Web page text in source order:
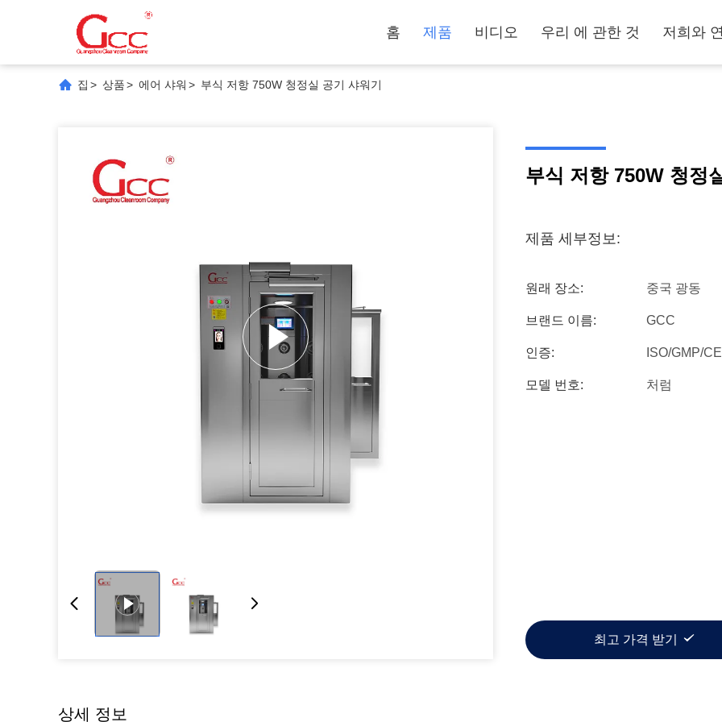
홈 제품 비디오 우리 에 관한 것 저희와
집 > 상품> 에어 샤워 > 부식 저항 750W 청정실 공기 샤워기
부식 저항 750W 청정
제품 세부정보:
원래 장소: 중국 광동
브랜드 이름: GCC
인증: ISO/GMP/CE
모델 번호: 처럼
최고 가격 받기
상세 정보